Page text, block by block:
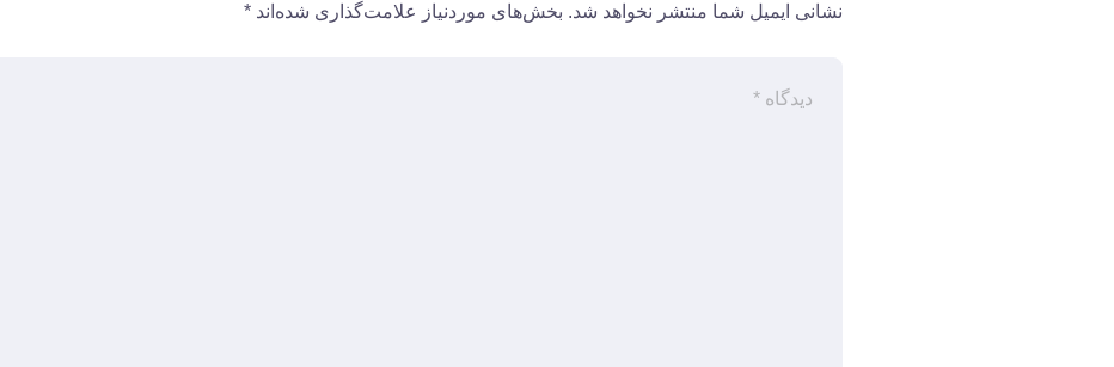
نشانی ایمیل شما منتشر نخواهد شد. بخش‌های موردنیاز علامت‌گذاری شده‌اند *